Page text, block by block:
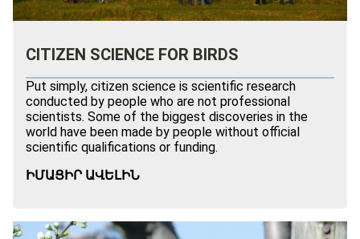
CITIZEN SCIENCE FOR BIRDS
Put simply, citizen science is scientific research
conducted by people who are not professional
scientists. Some of the biggest discoveries in the
world have been made by people without official
scientific qualifications or funding.
ԻՄԱՑԻՐ ԱՎԵԼԻՆ